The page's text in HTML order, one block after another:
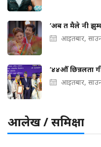
‘अब त मैले नी
आइतबार,
‘४४औँ छिन्नलता
आइतबार,
आलेख / समिक्षा